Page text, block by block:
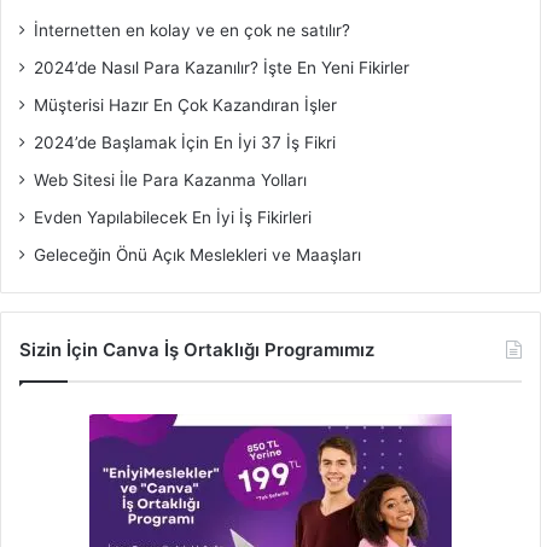
İnternetten en kolay ve en çok ne satılır?
2024’de Nasıl Para Kazanılır? İşte En Yeni Fikirler
Müşterisi Hazır En Çok Kazandıran İşler
2024’de Başlamak İçin En İyi 37 İş Fikri
Web Sitesi İle Para Kazanma Yolları
Evden Yapılabilecek En İyi İş Fikirleri
Geleceğin Önü Açık Meslekleri ve Maaşları
Sizin İçin Canva İş Ortaklığı Programımız